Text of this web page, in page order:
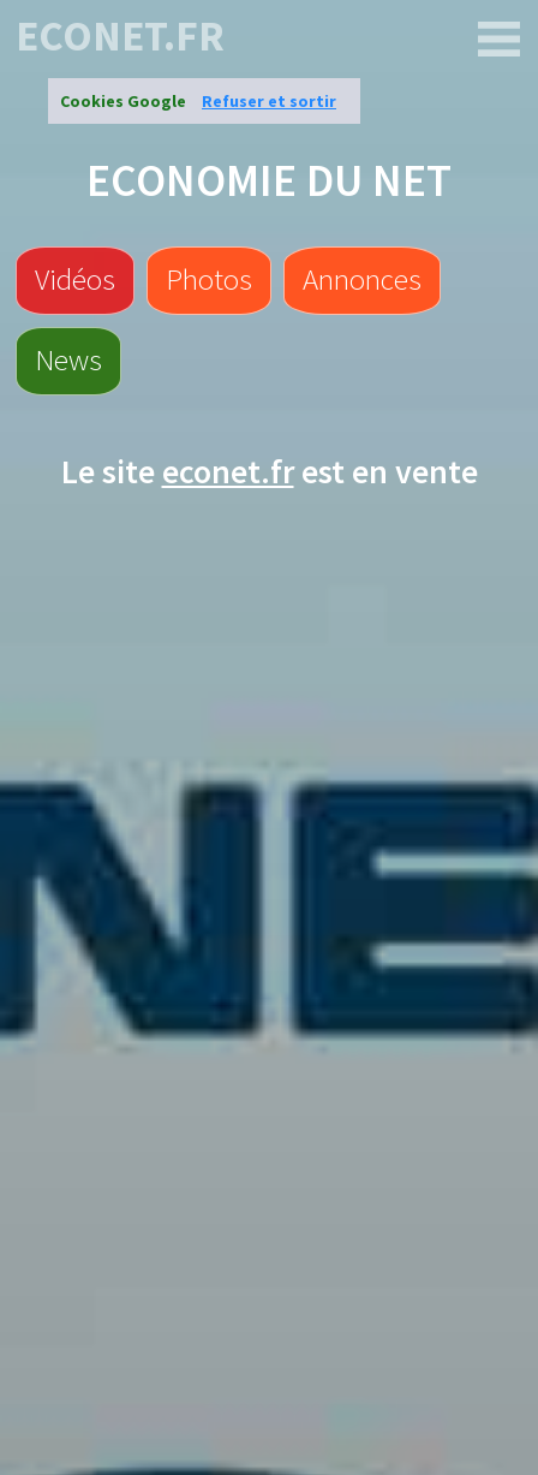
Cookies Google Refuser et sortir
ECONET.FR
ECONOMIE DU NET
Vidéos Photos Annonces
News
Le siteeconet.frest en vente